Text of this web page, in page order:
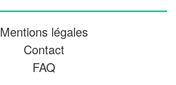
Mentions légales
Contact
FAQ